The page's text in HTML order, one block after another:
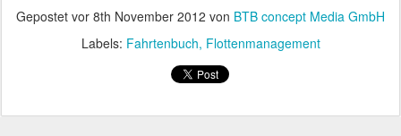
Gepostet vor 8th November 2012 von BTB concept Media GmbH
Labels: Fahrtenbuch Flottenmanagement